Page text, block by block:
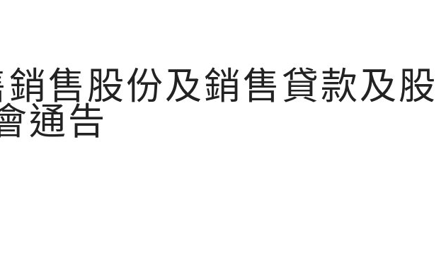
售股份及銷售貸款及股
通告